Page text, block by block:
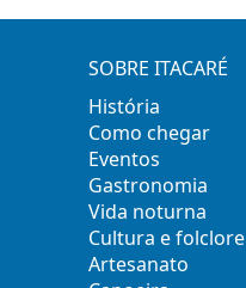
SOBRE ITACARÉ
História
Como chegar
Eventos
Gastronomia
Vida noturna
Cultura e folclore
Artesanato